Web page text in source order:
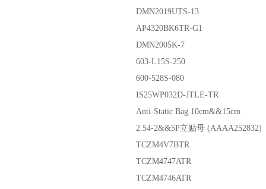
DMN2019UTS-13
AP4320BK6TR-G1
DMN2005K-7
603-L15S-250
600-528S-080
IS25WP032D-JTLE-TR
Anti-Static Bag 10cm&&15cm
2.54-2&&5P立贴母 (AAAA252832)
TCZM4V7BTR
TCZM4747ATR
TCZM4746ATR